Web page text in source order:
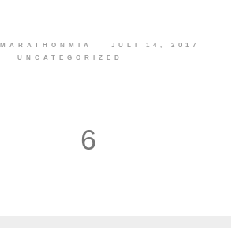
MARATHONMIA
JULI 14, 2017
UNCATEGORIZED
6